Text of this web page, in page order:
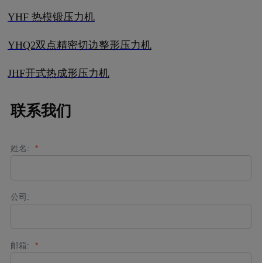
YHF 热模锻压力机
YHQ2双点精密切边整形压力机
JHF开式热成形压力机
联系我们
姓名: *
公司:
邮箱: *